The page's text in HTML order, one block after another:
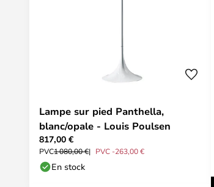
Lampe sur pied Panthella,
blanc/opale - Louis Poulsen
817,00 €
PVC1 080,00 € PVC -263,00 €
En stock